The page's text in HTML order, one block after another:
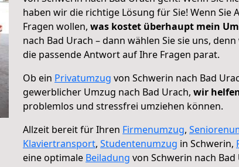
haben wir die richtige Lösung für Sie! Wenn Sie
Fragen wollen, was kostet überhaupt mein
nach Bad Urach – dann wählen Sie sie uns,
die passende Antwort auf Ihre Fragen parat.
Ob ein Privatumzug von Schwerin nach Bad
gewerblicher Umzug nach Bad Urach, wir
problemlos und stressfrei umziehen können.
Allzeit bereit für Ihren Firmenumzug,
Klaviertransport, Studentenumzug in Schwerin,
eine optimale Beiladung von Schwerin nach Bad